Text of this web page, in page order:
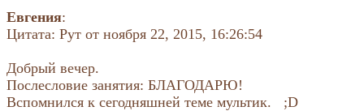
Евгения:
Цитата: Рут от ноября 22, 2015, 16:26:54
Добрый вечер.
Послесловие занятия: БЛАГОДАРЮ!
Вспомнился к сегодняшней теме мультик. ;D